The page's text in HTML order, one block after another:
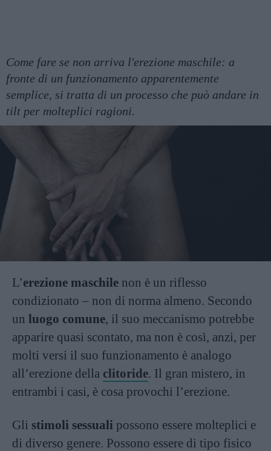
Come fare se non arriva l'erezione maschile: a
fronte di un funzionamento apparentemente
semplice, si tratta di un processo che può andare in
tilt per molteplici ragioni.
L’erezione maschile non è un riflesso
condizionato – non di norma almeno. Secondo
un luogo comune, il suo meccanismo potrebbe
apparire quasi scontato, ma non è così, anzi, per
molti versi il suo funzionamento è analogo
all’erezione della clitoride. Il gran mistero, in
entrambi i casi, è cosa provochi l’erezione.
Gli stimoli sessuali possono essere molteplici e
di diverso genere. Possono essere di tipo fisico